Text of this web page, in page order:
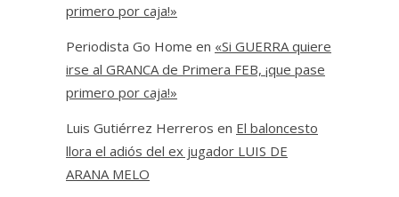
primero por caja!»
Periodista Go Home en «Si GUERRA quiere
irse al GRANCA de Primera FEB, ¡que pase
primero por caja!»
Luis Gutiérrez Herreros en El baloncesto
llora el adiós del ex jugador LUIS DE
ARANA MELO